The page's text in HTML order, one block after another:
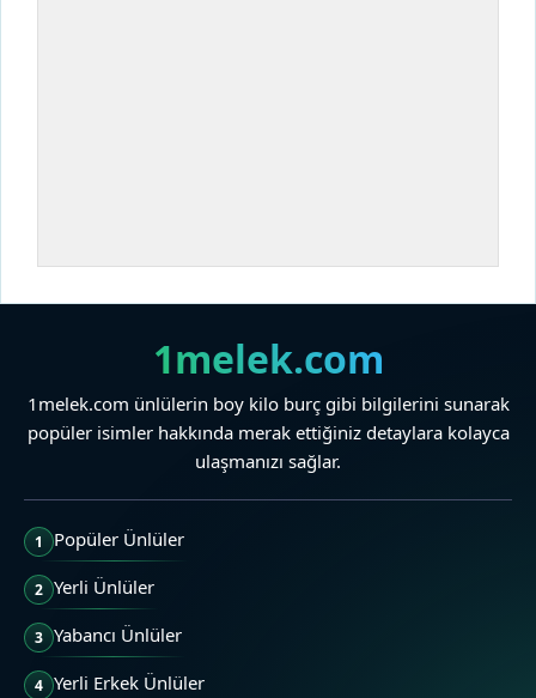
1melek.com
1melek.com ünlülerin boy kilo burç gibi bilgilerini sunarak
popüler isimler hakkında merak ettiğiniz detaylara kolayca
ulaşmanızı sağlar.
1 Popüler Ünlüler
2 Yerli Ünlüler
3 Yabancı Ünlüler
4 Yerli Erkek Ünlüler